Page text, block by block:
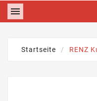

Startseite RENZ